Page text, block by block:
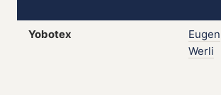
Yobotex
Eugen
Werli